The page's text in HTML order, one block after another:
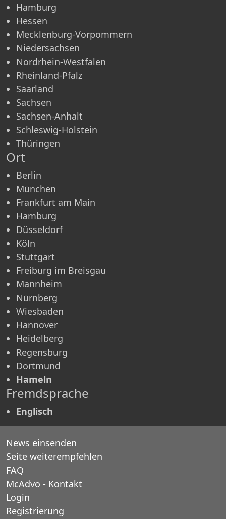
Hamburg
Hessen
Mecklenburg-Vorpommern
Niedersachsen
Nordrhein-Westfalen
Rheinland-Pfalz
Saarland
Sachsen
Sachsen-Anhalt
Schleswig-Holstein
Thüringen
Ort
Berlin
München
Frankfurt am Main
Hamburg
Düsseldorf
Köln
Stuttgart
Freiburg im Breisgau
Mannheim
Nürnberg
Wiesbaden
Hannover
Heidelberg
Regensburg
Dortmund
Hameln
Fremdsprache
Englisch
News einsenden
Seite weiterempfehlen
FAQ
McAdvo - Kontakt
Login
Registrierung